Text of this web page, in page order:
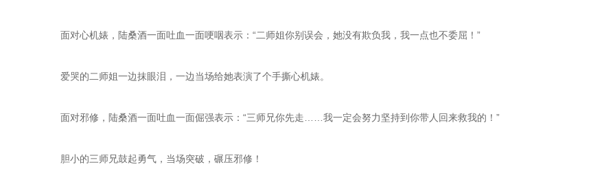
面对心机婊，陆桑酒一面吐血一面哽咽表示：“二师姐你别误会，她没有欺负我，我一点也不委屈！”
爱哭的二师姐一边抹眼泪，一边当场给她表演了个手撕心机婊。
面对邪修，陆桑酒一面吐血一面倔强表示：“三师兄你先走……我一定会努力坚持到你带人回来救我的！”
胆小的三师兄鼓起勇气，当场突破，碾压邪修！